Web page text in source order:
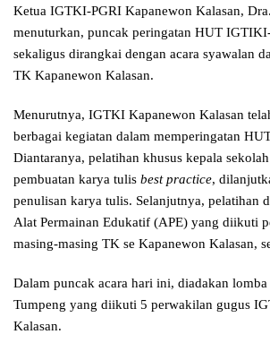
Ketua IGTKI-PGRI Kapanewon Kalasan,
menuturkan, puncak peringatan HUT
sekaligus dirangkai dengan acara syawalan
TK Kapanewon Kalasan.
Menurutnya, IGTKI Kapanewon Kalasan
berbagai kegiatan dalam memperingatan
Diantaranya, pelatihan khusus kepala
pembuatan karya tulis best practice,
penulisan karya tulis. Selanjutnya, pelatihan
Alat Permainan Edukatif (APE) yang diikuti
masing-masing TK se Kapanewon Kalasan,
Dalam puncak acara hari ini, diadakan lomba
Tumpeng yang diikuti 5 perwakilan gugus
Kalasan.